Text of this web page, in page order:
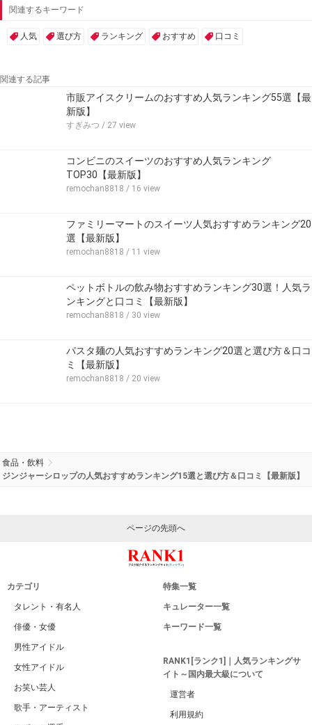
関連するキーワード
人気 選び方 ランキング おすすめ 口コミ
関連する記事
市販アイスクリームのおすすめ人気ランキング55選【最
新版】
すぎみつ / 27 view
コンビニのスイーツのおすすめ人気ランキング
TOP30【最新版】
remochan8818 / 16 view
ファミリーマートのスイーツ人気おすすめランキング20
選【最新版】
remochan8818 / 11 view
ペットボトルの飲み物おすすめランキング30選！人気ラ
ンキングと口コミ【最新版】
remochan8818 / 30 view
パスタ麺の人気おすすめランキング20選と選び方＆口コ
ミ【最新版】
remochan8818 / 20 view
食品・飲料
ジンジャーシロップの人気おすすめランキング15選と選び方＆口コミ【最新版】
ページの先頭へ
カテゴリ
タレント・有名人
俳優・女優
男性アイドル
女性アイドル
お笑い芸人
歌手・アーティスト
特集一覧
キュレーター一覧
キーワード一覧
RANK1[ランク1]｜人気ランキングサ
イト～国内最大級について
運営者
利用規約